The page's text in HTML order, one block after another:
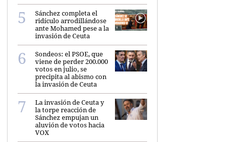
Sánchez completa el
ridículo arrodillándose
ante Mohamed pese a la
invasión de Ceuta
Sondeos: el PSOE, que
viene de perder 200.000
votos en julio, se
precipita al abismo con
la invasión de Ceuta
La invasión de Ceuta y
la torpe reacción de
Sánchez empujan un
aluvión de votos hacia
VOX